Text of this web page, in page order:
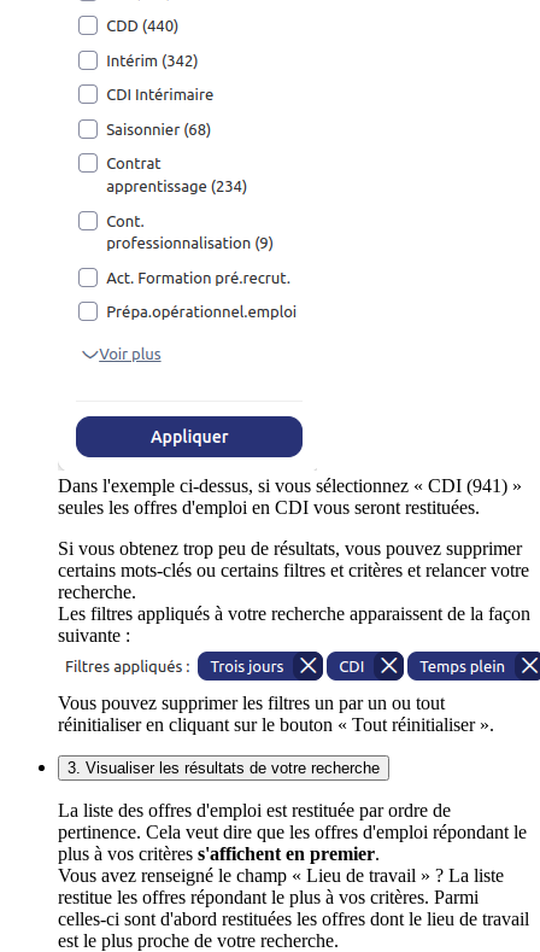
Dans l'exemple ci-dessus, si vous sélectionnez « CDI (941) »
seules les offres d'emploi en CDI vous seront restituées.
Si vous obtenez trop peu de résultats, vous pouvez supprimer
certains mots-clés ou certains filtres et critères et relancer votre
recherche.
Les filtres appliqués à votre recherche apparaissent de la façon
suivante :
Vous pouvez supprimer les filtres un par un ou tout
réinitialiser en cliquant sur le bouton « Tout réinitialiser ».
3. Visualiser les résultats de votre recherche
La liste des offres d'emploi est restituée par ordre de
pertinence. Cela veut dire que les offres d'emploi répondant le
plus à vos critères s'affichent en premier.
Vous avez renseigné le champ « Lieu de travail » ? La liste
restitue les offres répondant le plus à vos critères. Parmi
celles-ci sont d'abord restituées les offres dont le lieu de travail
est le plus proche de votre recherche.